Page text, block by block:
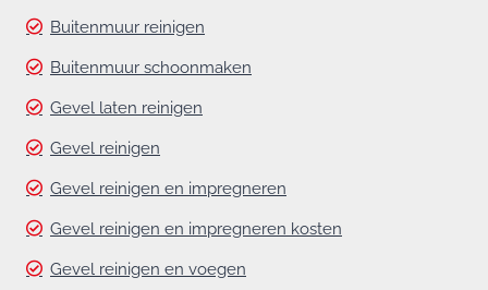
Buitenmuur reinigen
Buitenmuur schoonmaken
Gevel laten reinigen
Gevel reinigen
Gevel reinigen en impregneren
Gevel reinigen en impregneren kosten
Gevel reinigen en voegen